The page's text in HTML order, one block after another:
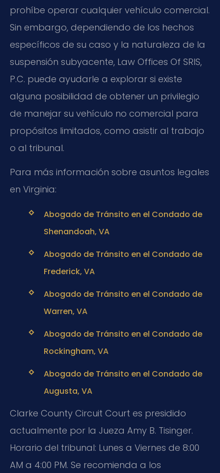
prohíbe operar cualquier vehículo comercial.
Sin embargo, dependiendo de los hechos
específicos de su caso y la naturaleza de la
suspensión subyacente, Law Offices Of SRIS,
P.C. puede ayudarle a explorar si existe
alguna posibilidad de obtener un privilegio
de manejar su vehículo no comercial para
propósitos limitados, como asistir al trabajo
o al tribunal.
Para más información sobre asuntos legales
en Virginia:
Abogado de Tránsito en el Condado de
Shenandoah, VA
Abogado de Tránsito en el Condado de
Frederick, VA
Abogado de Tránsito en el Condado de
Warren, VA
Abogado de Tránsito en el Condado de
Rockingham, VA
Abogado de Tránsito en el Condado de
Augusta, VA
Clarke County Circuit Court es presidido
actualmente por la Jueza Amy B. Tisinger.
Horario del tribunal: Lunes a Viernes de 8:00
AM a 4:00 PM. Se recomienda a los